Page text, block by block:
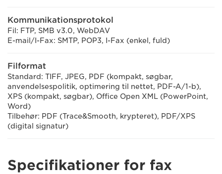
Kommunikationsprotokol
Fil: FTP, SMB v3.0, WebDAV
E-mail/I-Fax: SMTP, POP3, I-Fax (enkel, fuld)
Filformat
Standard: TIFF, JPEG, PDF (kompakt, søgbar,
anvendelsespolitik, optimering til nettet, PDF-A/1-b),
XPS (kompakt, søgbar), Office Open XML (PowerPoint,
Word)
Tilbehør: PDF (Trace&Smooth, krypteret), PDF/XPS
(digital signatur)
Specifikationer for fax